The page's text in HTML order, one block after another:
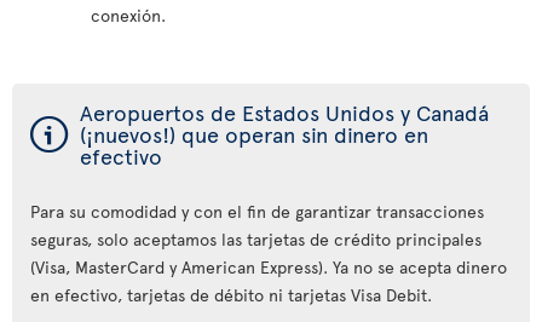
conexión.
ý Aeropuertos de Estados Unidos y Canadá
(¡nuevos!) que operan sin dinero en
efectivo
Para su comodidad y con el fin de garantizar transacciones
seguras, solo aceptamos las tarjetas de crédito principales
(Visa, MasterCard y American Express). Ya no se acepta dinero
en efectivo, tarjetas de débito ni tarjetas Visa Debit.